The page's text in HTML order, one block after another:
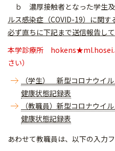
ｂ 濃厚接触者となった学生及
ルス感染症（COVID-19）に関す
必ず直ちに下記まで送信報告して
本学診療所
さい）
（学生） 新型コロナウイ
健康状態記録表
（教職員）新型コロナウイ
健康状態記録表
あわせて教職員は、以下の入力